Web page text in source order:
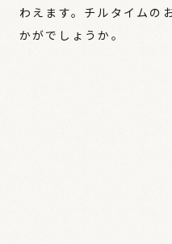
わえます。チルタイムの
かがでしょうか。